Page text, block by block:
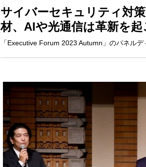
サイバーセキュリティ対
材、AIや光通信は革新を
「Executive Forum 2023 Autumn」のパネル